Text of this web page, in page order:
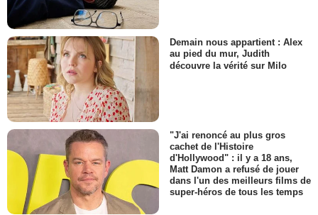
Demain nous appartient : Alex
au pied du mur, Judith
découvre la vérité sur Milo
"J'ai renoncé au plus gros
cachet de l'Histoire
d'Hollywood" : il y a 18 ans,
Matt Damon a refusé de jouer
dans l'un des meilleurs films de
super-héros de tous les temps